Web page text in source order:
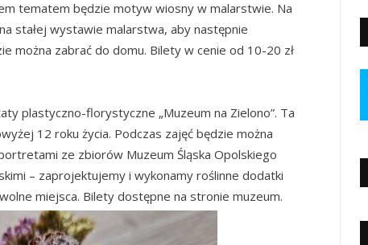
tematem będzie motyw wiosny w malarstwie. Na
stałej wystawie malarstwa, aby następnie
można zabrać do domu. Bilety w cenie od 10-20 zł
plastyczno-florystyczne „Muzeum na Zielono”. Ta
12 roku życia. Podczas zajęć będzie można
ze zbiorów Muzeum Śląska Opolskiego
– zaprojektujemy i wykonamy roślinne dodatki
miejsca. Bilety dostępne na stronie muzeum.